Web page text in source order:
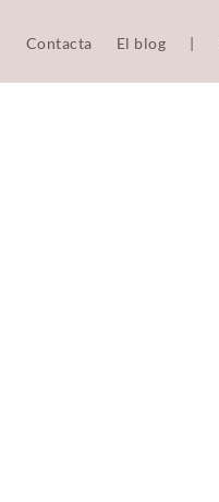
Contacta El blog |